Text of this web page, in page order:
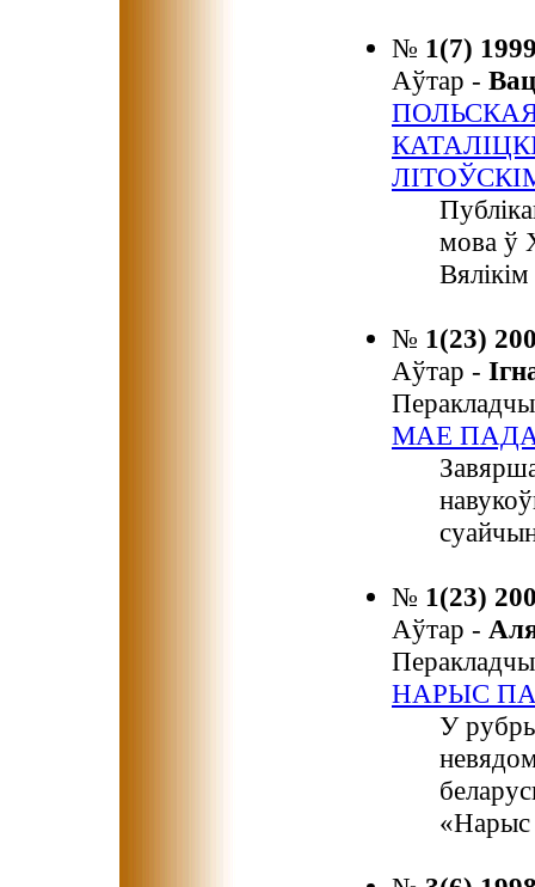
№ 1(7)
Аўтар -
ПОЛЬСКАЯ
мова ў
№ 1(23)
Аўтар -
МАЕ
№ 1(23)
Аўтар -
НАРЫС ПА
У
«Нарыс